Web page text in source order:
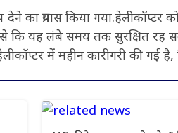
का प्रयास किया
कि यह लंबे समय तक सुरक्षित रह
में महीन कारीगरी की